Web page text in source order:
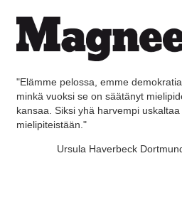
"Elämme pelossa, emme
minkä vuoksi se on säätänyt
kansaa. Siksi yhä harvempi
mielipiteistään."
Ursula Haverbeck